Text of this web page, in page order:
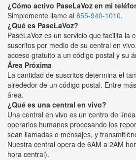
¿Cómo activo PaseLaVoz en mi
Simplemente llame al 855-940-1010.
¿Qué es PaseLaVoz?
PaseLaVoz es un servicio que facilita la
suscritos por medio de su central en
acceso gratuito a un código postal y su
Área Próxima
La cantidad de suscritos determina el
alrededor de un código postal. Entre
área.
¿Qué es una central en vivo?
Una central en vivo es un centro de
operarios humanos procesando los
sean llamadas o mensajes, y
Nuestra central opera de 6AM a 2AM
hora central).